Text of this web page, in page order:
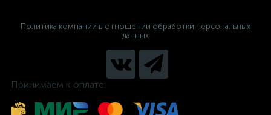
Политика компании в отношении обработки персональных
данных
Принимаем к оплате: